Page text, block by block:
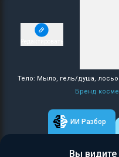
Тело: Мыло, гель/душа,
Бренд
ИИ Разбор
Вы